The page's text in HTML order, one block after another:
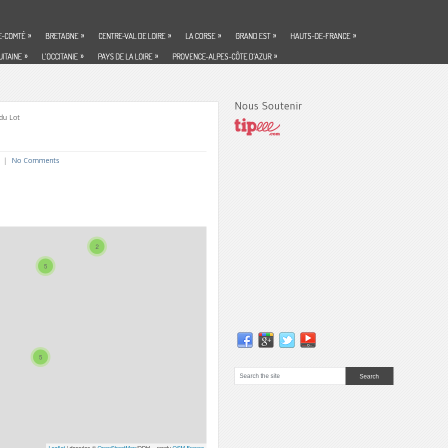
COMTÉ » BRETAGNE » CENTRE-VAL DE LOIRE » LA CORSE » GRAND EST » HAUTS-DE-FRANCE »
» L’OCCITANIE » PAYS DE LA LOIRE » PROVENCE-ALPES-CÔTE D’AZUR »
Lot
No Comments
2
5
5
Nous Soutenir